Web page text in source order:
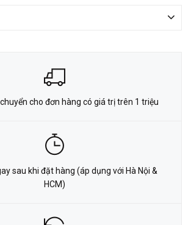
cho đơn hàng có giá trị trên 1 triệu
sau khi đặt hàng (áp dụng với Hà Nội &
HCM)